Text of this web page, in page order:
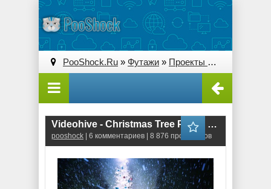
PooShock.Ru » Футажи » Проекты After Effects
Videohive - Christmas Tree Photo Gallery (AE Project)
pooshock | 6 комментариев | 8 876 просмотров